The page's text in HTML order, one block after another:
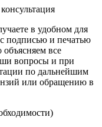
в удобном для
подписью и печатью
все
вопросы и при
по дальнейшим
или обращению в